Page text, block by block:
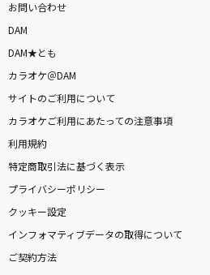
I LOVE...
Official髭男dism
小さな恋のうた-cover ver.-
天月-あまつき-
OLA!!(クレヨンしんちゃんア
お問い合わせ
DAM
DAM★とも
カラオケ＠DAM
サイトのご利用について
カラオケご利用にあたっての注意事項
利用規約
特定商取引法に基づく表示
プライバシーポリシー
クッキー設定
インフォマティブデータの取得について
ご契約方法